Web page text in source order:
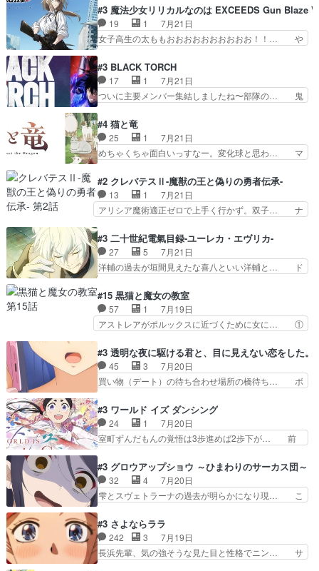
をちびっ子にしたあの玉、も… 半裸の警官の方が
怖い。ライバルキャラかわ… 霊媒師が人の肩に霊
を乗せるな笑なんてモノ…
ミ、最後のその顔は怖いよ...。てかタ… もはや人
間なのかも怪しい戦闘シーンがない… 今話第LO
／原画で参加させていただきまし… 皆大好き、ロ
リの全裸だーーーーーーッッッ… シーナとミミが
芽吹く百合の花。ミミ(c… ルームメイト1ヶ月経
ってシーナがミミの人… もう後戻りできないぞ」
してくるとは思わん…
#3 魔法少女リリカルなのは EXCEEDS Gun Blaze
19 1
7月21日
女子高生の太ももおおおおおおおおおお！！… や
瀬シイナと夜海トワ』今回はフォロワー… なのは
と出逢い炎の魔人の能力を人類の為に… ・シイ
ナ、トワと出会う親近感を感じる2人… 篠宮マナ
が登場したけど公式サイトに20歳… リリカルな
ちゃ食うやん魔人狩りチーム強… 人類滅亡寸前ま
で追い詰められていたのに、… 第３話をU-NEXT
で視聴しました。視聴…
#3 BLACK TORCH
17 1
7月21日
ついに主要メンバー集結しましたね〜部隊の… 鬼
描いたようなチョロインだったな。下半… 前回か
ら引き続いてじいさんとの決別の冒頭… あっちは
呪霊でこっちは物怪。忍者っぽいア… 護衛対象と
なる弐郎を連れて隠密局へ、彼の… →現状展開が
た弐郎は鬼子母神一華の護衛… 護衛はお尻一華、
ここは定番やっぱ物の怪の… ①敵は会話してる最
中の同乗者を物音一つ発…
#4 猫と竜
25 1
7月21日
めちゃくちゃ面白いっすなー。変化球と思わ… マ
代もの猫たちの誕生と成長を見守る猫竜… 前回猫
たちで熊退治をしていた中の一匹の猫… と思って
みにいったらクロバネのCV.速水… 「おじちゃん
は身内に甘い」で、いきなり笑… ガチで素晴らし
た子猫たちのその後が描か… 王子の旅の始まりは
確かにそうでしたよね！… リゼロ見終わっちゃっ
てほのぼの系がいいか…
#2 クレバテスⅡ-魔獣の王と偽りの勇者伝承-
13 1
7月21日
アリシア魔術適正ゼロで上手く行かず。双子… ナ
紹介の時台に乗ってるサラサ可愛いw学… ナイ
エ・シフォンリッツの出番が多くて嬉し… 石田で
こいつワルだな。なぜ大猿に変身した… 2冊目の
トアの書は学長の手に1話冒頭と合… アリシアと
たのにロリ化されて学生にされ… これはいい黒沢
ともよ。笑いのセンスも合う… ナイエのリアクシ
ョンが面白い。ローメイン…
#3 二十世紀電氣目録-ユーレカ・エヴリカ-
27 5
7月21日
洋輔の過去が垣間見えたな喜八といい洋輔と… ド
が目録に固執する理由もほぼ明らかとな… これ京
アニだったのかそのわりにはそこまで… 清六兄ち
ゃんと喜八、清六と洋輔それぞれの… 化学的作用
に依りて継続して…電池と称すっ… 洋輔、清六の
えてみんなで物作りで一気に… 作画は最高なのに
話がつまらない。やっぱ京… 天下り式に竹のフィ
ラメントが出てきたのは…
#15 黒猫と魔女の教室
57 1
7月19日
アストレアがポルックスに近づくために女に… ①
はアストレアの野望による性転換、後半… アスト
レア君の作戦に皆巻き込まれてて草捕… アストレ
アが作った薬によって男女入れ替わ… アルトレア
がポルックスのこと好きとは言え… アストレアが
払い騒動と賑やかでいいねw… 偉大な父を持つが
故の悩(独自のおっぱい論… 鉄板中の鉄板、性転
換と酩酊ネタの二連発(…
#3 透明な夜に駆ける君と、目に見えない恋をした。
45 3
7月20日
買い物（デート）の待ち合わせ場所の橋待ち… ボ
を照らす打ち上げ花火。人混みの中、み… どんど
んキュンが増えていく展開に毎回わく… ちょこっ
と書ければと風が吹き手元にあった… 』は、率直
に言って脚本と演出が悪いと思う… 小春の目が見
と、空野の億劫さがリアルだ… かけると小春、二
人が一緒に過ごす時間が描… ヒロインの目が不自
由だから音を大切にして…
#3 ワールド イズ ダンシング
24 1
7月20日
室町ずんだもんの覚悟は3歩進めば2歩下が… 前
が主人公の漫画がアニメになったらし… 壮絶だっ
た…30分で2時間の映画のように… すべての表現
がピタリと揃った傑作本当に素… たまに現れて謎
のアドバイスをしてくれるお… 可愛いキャラデザ
とが決まる。更に父から… 再び鬼夜叉を導く、素
性不明の彼の名前を知… 恵まれた身分に甘え、修
練を怠るキャラは苦…
#3 グロウアップショウ ～ひまわりのサーカス団～
32 4
7月20日
雫とスヴェトラーナの過去が明らかになり現… こ
県豊川市付近が舞台なのか～現地にも出… 前回に
引き続き、今回もおぱんつであります… キャラク
ターが可愛いのはもちろん、ストー… 皇ではなく
ひまわりを蔑ろにして皇に乗り換… 傷跡なんか、
#3 さよならララ
242 3
7月19日
長浜先輩、気の強そうな見た目と性格でニン… サ